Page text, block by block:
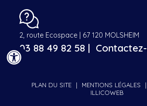
2, route Ecospace | 67 120 MOLSHEIM
03 88 49 82 58 |
PLAN DU SITE | MENTIONS LÉGALES |
ILLICOWEB